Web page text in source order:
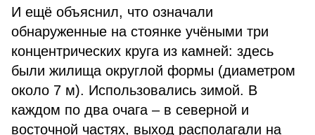
И ещё объяснил, что означали
обнаруженные на стоянке учёными три
концентрических круга из кам­ней: здесь
были жилища округлой формы (диаметром
около 7 м). Ис­пользовались зимой. В
каждом по два очага – в северной и
восточной частях, выход располагали на